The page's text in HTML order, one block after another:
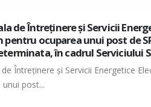
de Întreţinere şi Servicii
a doua posturi vacante de
in cadrul Directiei
Întreţinere şi Servicii Energetice
de...